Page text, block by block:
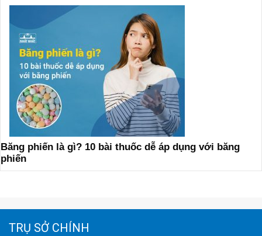
Băng phiến là gì? 10 bài thuốc dễ áp dụng với băng
phiến
TRỤ SỞ CHÍNH